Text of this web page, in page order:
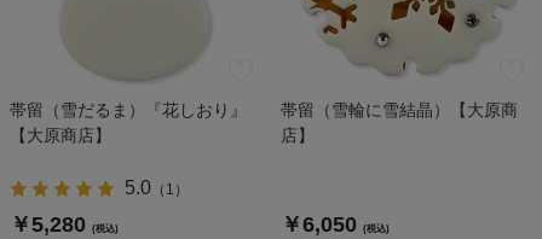
帯留（雪だるま）『花しおり』
【大原商店】
5.0（ 1 ）
￥5,280 (税込)
帯留（雪輪に雪結晶）【大原商
店】
￥6,050 (税込)